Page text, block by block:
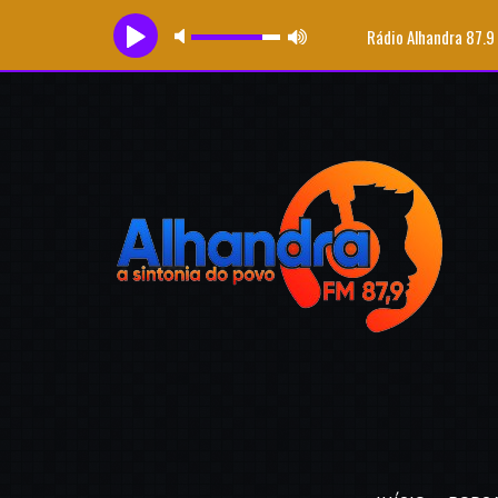
Rádio Alhandra 87.9
Tocando